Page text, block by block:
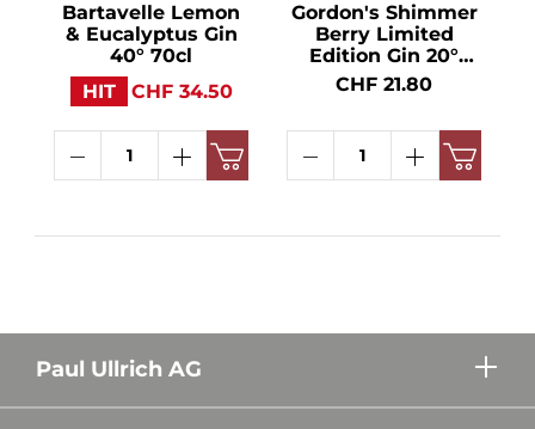
Bartavelle Lemon
& Eucalyptus Gin
40° 70cl
HIT
CHF 34.50
Gordon's Shimmer
Berry Limited
Edition Gin 20°
70cl
CHF 21.80
Paul Ullrich AG